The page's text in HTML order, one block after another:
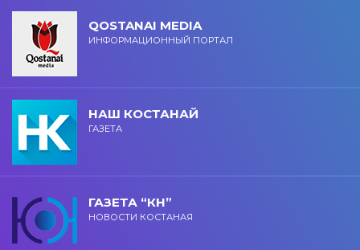
QOSTANAI MEDIA
ИНФОРМАЦИОННЫЙ ПОРТАЛ
НАШ КОСТАНАЙ
ГАЗЕТА
ГАЗЕТА “КН”
НОВОСТИ КОСТАНАЯ